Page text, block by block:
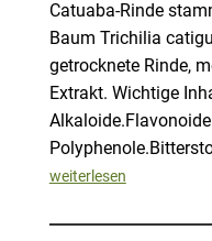
Catuaba-Rinde
Baum Trichilia
getrocknete Rinde,
Extrakt. Wichtige
weiterlesen